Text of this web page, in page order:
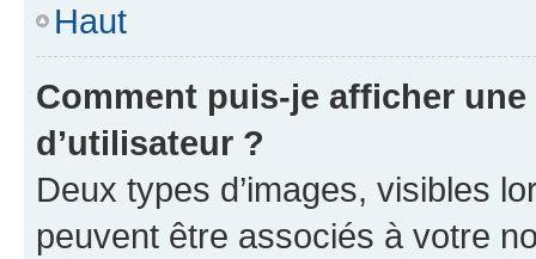
Haut
Comment puis-je afficher
d’utilisateur ?
Deux types d’images, visibles
peuvent être associés à votre